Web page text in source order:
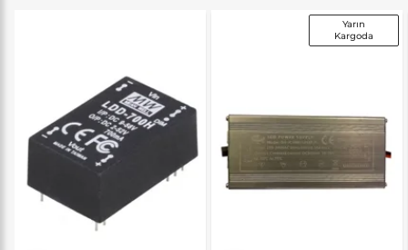
Yarın
Kargoda